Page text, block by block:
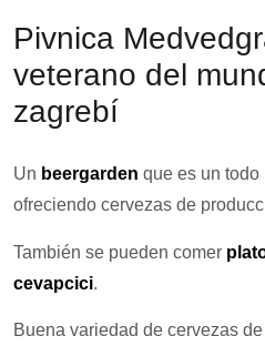
Pivnica
veterano del
zagrebí
Un beergarden que es un
ofreciendo cervezas de
También se pueden comer
cevapcici.
Buena variedad de cervezas